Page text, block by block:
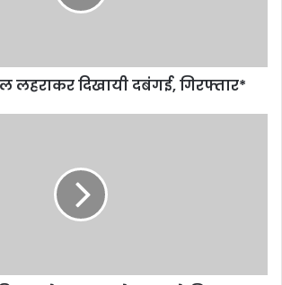
लहराकर दिखायी दबंगई, गिरफ्तार*